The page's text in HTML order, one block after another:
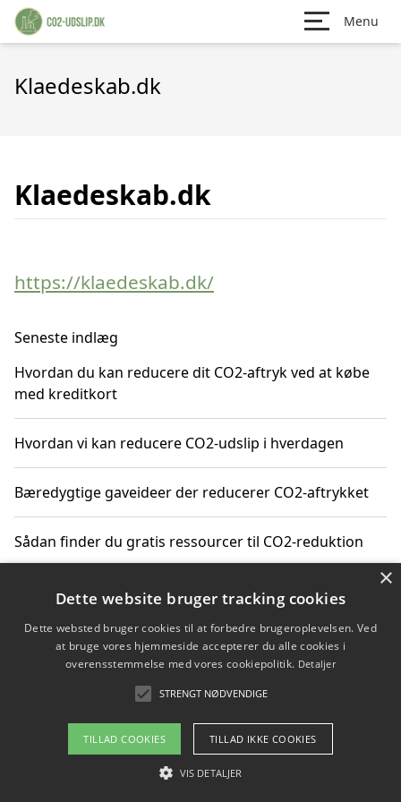
Menu
Klaedeskab.dk
Klaedeskab.dk
https://klaedeskab.dk/
Seneste indlæg
Hvordan du kan reducere dit CO2-aftryk ved at købe
med kreditkort
Hvordan vi kan reducere CO2-udslip i hverdagen
Bæredygtige gaveideer der reducerer CO2-aftrykket
Sådan finder du gratis ressourcer til CO2-reduktion
Hvordan gadgets til hjemmet kan reducere CO2-udslip
Copyright 2026 - Pilanto Aps
Om / kontakt
Blog Betingelser
×
Dette website bruger tracking cookies
Dette websted bruger cookies til at forbedre brugeroplevelsen. Ved
at bruge vores hjemmeside accepterer du alle cookies i
overensstemmelse med vores cookiepolitik. Detaljer
STRENGT NØDVENDIGE
TILLAD COOKIES TILLAD IKKE COOKIES
VIS DETALJER